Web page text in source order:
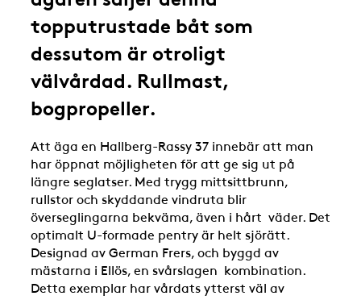
topputrustade båt som
dessutom är otroligt
välvårdad. Rullmast,
bogpropeller.
Att äga en Hallberg-Rassy 37 innebär att man
har öppnat möjligheten för att ge sig ut på
längre seglatser. Med trygg mittsittbrunn,
rullstor och skyddande vindruta blir
överseglingarna bekväma, även i hårt väder. Det
optimalt U-formade pentry är helt sjörätt.
Designad av German Frers, och byggd av
mästarna i Ellös, en svårslagen kombination.
Detta exemplar har vårdats ytterst väl av